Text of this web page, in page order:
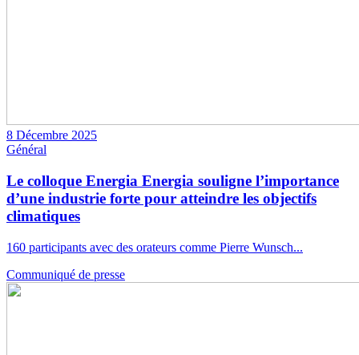
8 Décembre 2025
Général
Le colloque Energia Energia souligne l’importance
d’une industrie forte pour atteindre les objectifs
climatiques
160 participants avec des orateurs comme Pierre Wunsch...
Communiqué de presse